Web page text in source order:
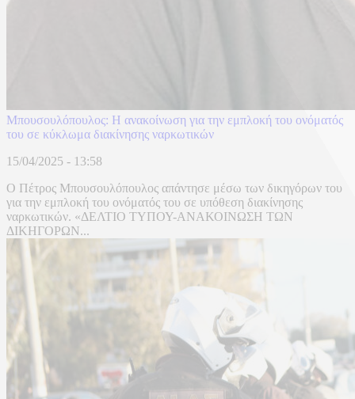
Μπουσουλόπουλος: Η ανακοίνωση για την εμπλοκή του ονόματός
του σε κύκλωμα διακίνησης ναρκωτικών
15/04/2025 - 13:58
O Πέτρος Μπουσουλόπουλος απάντησε μέσω των δικηγόρων του
για την εμπλοκή του ονόματός του σε υπόθεση διακίνησης
ναρκωτικών. «ΔΕΛΤΙΟ ΤΥΠΟΥ-ΑΝΑΚΟΙΝΩΣΗ ΤΩΝ
ΔΙΚΗΓΟΡΩΝ...